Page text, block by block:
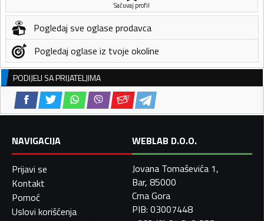
Sačuvaj profil
Pogledaj sve oglase prodavca
Pogledaj oglase iz tvoje okoline
PODIJELI SA PRIJATELJIMA
NAVIGACIJA
Prijavi se
Kontakt
Pomoć
Uslovi korišćenja
WEBLAB D.O.O.
Jovana Tomaševića 1,
Bar, 85000
Crna Gora
PIB: 03007448